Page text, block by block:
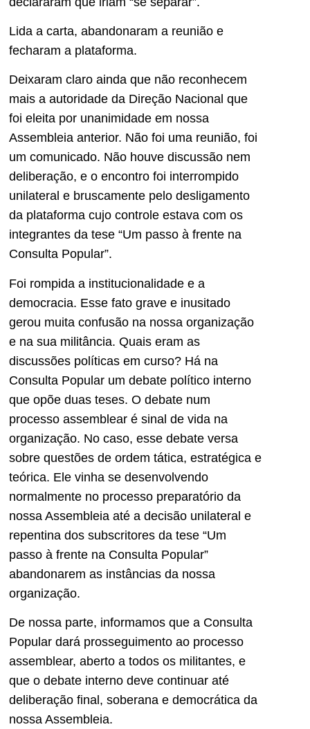
Lida a carta, abandonaram a reunião e
fecharam a plataforma.
Deixaram claro ainda que não reconhecem
mais a autoridade da Direção Nacional que
foi eleita por unanimidade em nossa
Assembleia anterior. Não foi uma reunião, foi
um comunicado. Não houve discussão nem
deliberação, e o encontro foi interrompido
unilateral e bruscamente pelo desligamento
da plataforma cujo controle estava com os
integrantes da tese “Um passo à frente na
Consulta Popular”.
Foi rompida a institucionalidade e a
democracia. Esse fato grave e inusitado
gerou muita confusão na nossa organização
e na sua militância. Quais eram as
discussões políticas em curso? Há na
Consulta Popular um debate político interno
que opõe duas teses. O debate num
processo assemblear é sinal de vida na
organização. No caso, esse debate versa
sobre questões de ordem tática, estratégica e
teórica. Ele vinha se desenvolvendo
normalmente no processo preparatório da
nossa Assembleia até a decisão unilateral e
repentina dos subscritores da tese “Um
passo à frente na Consulta Popular”
abandonarem as instâncias da nossa
organização.
De nossa parte, informamos que a Consulta
Popular dará prosseguimento ao processo
assemblear, aberto a todos os militantes, e
que o debate interno deve continuar até
deliberação final, soberana e democrática da
nossa Assembleia.